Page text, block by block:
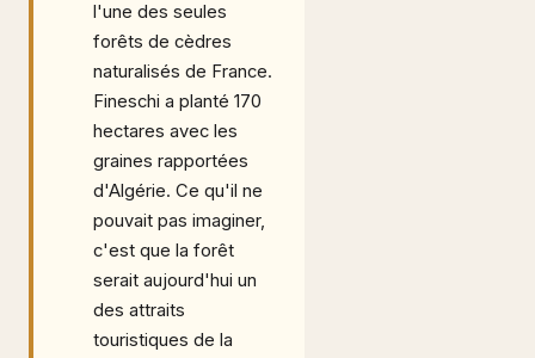
l'une des seules
forêts de cèdres
naturalisés de France.
Fineschi a planté 170
hectares avec les
graines rapportées
d'Algérie. Ce qu'il ne
pouvait pas imaginer,
c'est que la forêt
serait aujourd'hui un
des attraits
touristiques de la